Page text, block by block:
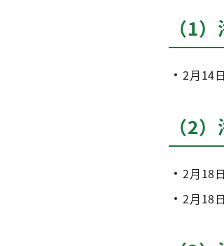
（1
2月14
（2
2月18
2月18